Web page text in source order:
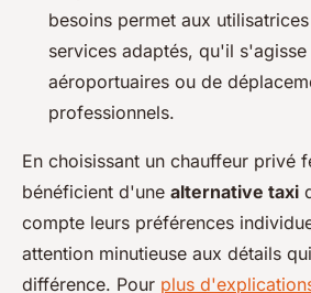
besoins permet aux
services adaptés, qu'il
aéroportuaires ou de
professionnels.
En choisissant un chauffeur privé
bénéficient d'une alternative taxi
compte leurs préférences
attention minutieuse aux détails
différence. Pour plus